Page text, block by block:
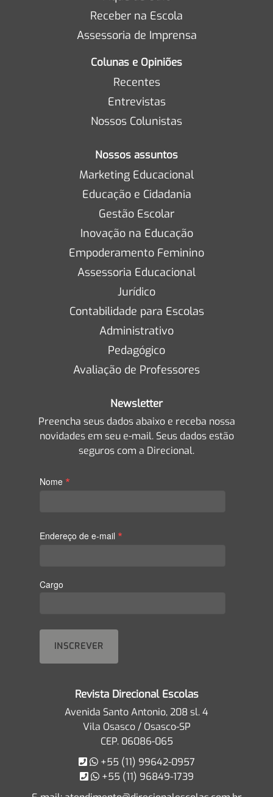
Receber na Escola
Assessoria de Imprensa
Colunas e Opiniões
Recentes
Entrevistas
Nossos Colunistas
Nossos assuntos
Marketing Educacional
Educação e Cidadania
Gestão Escolar
Inovação na Educação
Empoderamento Feminino
Assessoria Educacional
Jurídico
Contabilidade para Escolas
Administrativo
Pedagógico
Avaliação de Professores
Newsletter
Preencha seus dados abaixo e receba nossa
novidades em seu e-mail. Seus dados estão
seguros com a Direcional.
Nome *
Endereço de e-mail *
Cargo
Revista Direcional Escolas
Avenida Santo Antonio, 208 sl. 4
Vila Osasco / Osasco-SP
CEP. 06086-065
+55 (11) 99642-0957
+55 (11) 96849-1739